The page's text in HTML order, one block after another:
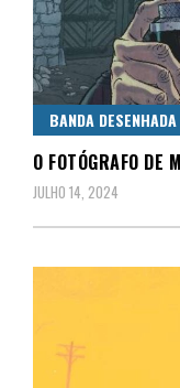
BANDA DESENHADA
O FOTÓGRAFO DE
JULHO 14, 2024